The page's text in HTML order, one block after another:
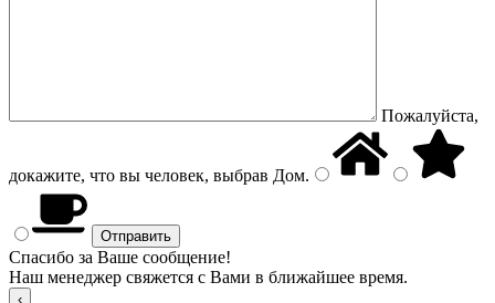
Пожалуйста,
докажите, что вы человек, выбрав Дом.
Спасибо за Ваше сообщение!
Наш менеджер свяжется с Вами в ближайшее время.